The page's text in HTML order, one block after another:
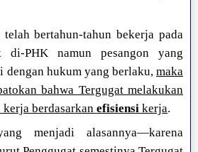
telah bertahun-tahun bekerja pada
di-PHK namun pesangon yang
dengan hukum yang berlaku, maka
bahwa Tergugat melakukan
kerja berdasarkanefisiensi kerja.
menjadi alasannya—karena